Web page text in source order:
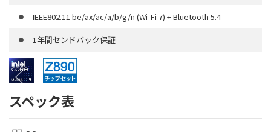
IEEE802.11 be/ax/ac/a/b/g/n (Wi-Fi 7) + Bluetooth 5.4
1年間センドバック保証
スペック表